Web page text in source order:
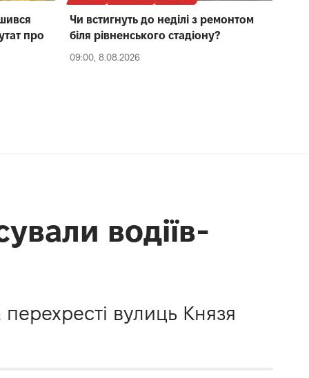
про
Чи встигнуть до неділі з ремонтом
біля рівненського стадіону?
09:00, 8.08.2026
водіїв-
вулиць Князя